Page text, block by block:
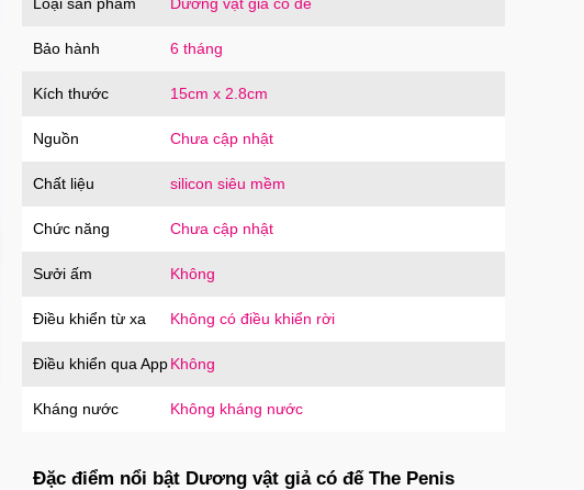
Mã BSD10 60.000₫
trong suốt
Case trong suốt
Ốp lưng iPhone 16 Pro Max TPU Space trong
suốt tối giản
Bảo hành 6 tháng
Kích thước 15cm x 2.8cm
Nguồn Chưa cập nhật
Chất liệu silicon siêu mềm
Chức năng Chưa cập nhật
Sưởi ấm Không
Điều khiển từ xa Không có điều khiển rời
Điều khiển qua AppKhông
Kháng nước Không kháng nước
Đặc điểm nổi bật Dương vật giả có đế The Penis